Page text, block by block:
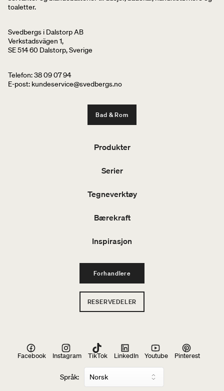
toaletter.
Svedbergs i Dalstorp AB
Verkstadsvägen 1,
SE 514 60 Dalstorp, Sverige
Telefon: 38 09 07 94
E-post: kundeservice@svedbergs.no
Bad & Rom
Produkter
Serier
Tegneverktøy
Bærekraft
Inspirasjon
Forhandlere
RESERVEDELER
Språk:
Facebook Instagram TikTok LinkedIn Youtube Pinterest